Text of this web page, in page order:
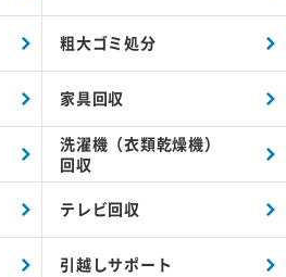
粗大ゴミ処分
家具回収
洗濯機（衣類乾燥機）
回収
テレビ回収
引越しサポート